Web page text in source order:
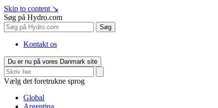
Skip to content ↘
Søg på Hydro.com
Søg
Kontakt os
Du er nu på vores Danmark site
Vælg det foretrukne sprog
Global
Argentina